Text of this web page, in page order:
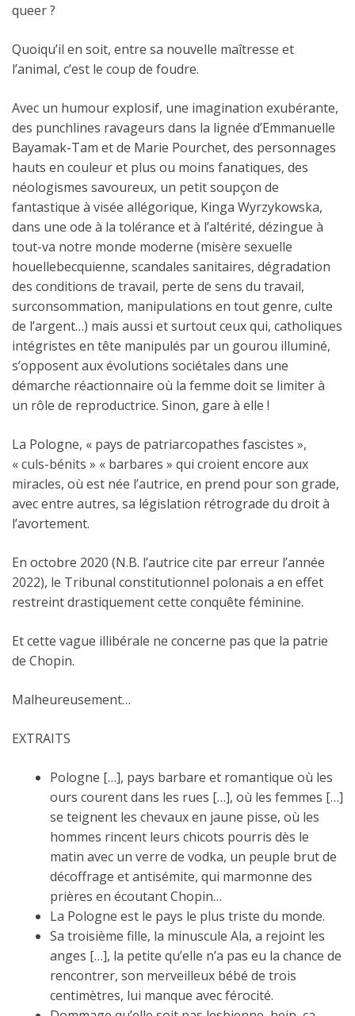
queer ?
Quoiqu’il en soit, entre sa nouvelle maîtresse et
l’animal, c’est le coup de foudre.
Avec un humour explosif, une imagination exubérante,
des punchlines ravageurs dans la lignée d’Emmanuelle
Bayamak-Tam et de Marie Pourchet, des personnages
hauts en couleur et plus ou moins fanatiques, des
néologismes savoureux, un petit soupçon de
fantastique à visée allégorique, Kinga Wyrzykowska,
dans une ode à la tolérance et à l’altérité, dézingue à
tout-va notre monde moderne (misère sexuelle
houellebecquienne, scandales sanitaires, dégradation
des conditions de travail, perte de sens du travail,
surconsommation, manipulations en tout genre, culte
de l’argent…) mais aussi et surtout ceux qui, catholiques
intégristes en tête manipulés par un gourou illuminé,
s’opposent aux évolutions sociétales dans une
démarche réactionnaire où la femme doit se limiter à
un rôle de reproductrice. Sinon, gare à elle !
La Pologne, « pays de patriarcopathes fascistes »,
« culs-bénits » « barbares » qui croient encore aux
miracles, où est née l’autrice, en prend pour son grade,
avec entre autres, sa législation rétrograde du droit à
l’avortement.
En octobre 2020 (N.B. l’autrice cite par erreur l’année
2022), le Tribunal constitutionnel polonais a en effet
restreint drastiquement cette conquête féminine.
Et cette vague illibérale ne concerne pas que la patrie
de Chopin.
Malheureusement…
EXTRAITS
Pologne […], pays barbare et romantique où les
ours courent dans les rues […], où les femmes […]
se teignent les chevaux en jaune pisse, où les
hommes rincent leurs chicots pourris dès le
matin avec un verre de vodka, un peuple brut de
décoffrage et antisémite, qui marmonne des
prières en écoutant Chopin…
La Pologne est le pays le plus triste du monde.
Sa troisième fille, la minuscule Ala, a rejoint les
anges […], la petite qu’elle n’a pas eu la chance de
rencontrer, son merveilleux bébé de trois
centimètres, lui manque avec férocité.